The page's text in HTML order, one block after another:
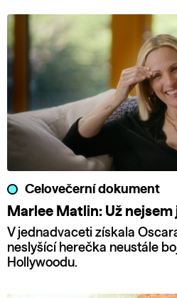
Celovečerní dokument
Marlee Matlin: Už nejsem
V jednadvaceti získala
neslyšící herečka neustále
Hollywoodu.